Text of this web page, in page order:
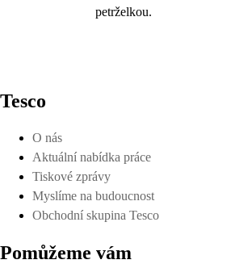
petrželkou.
Tesco
O nás
Aktuální nabídka práce
Tiskové zprávy
Myslíme na budoucnost
Obchodní skupina Tesco
Pomůžeme vám